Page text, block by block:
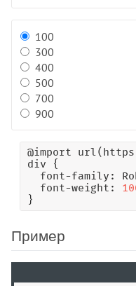
100
300
400
500
700
900
@import
div {
font-family:
  font-weight:
}
Пример
align-content
align-items
align-self
all
animation
animation-direction
animation-duration
animation-fill-mode
animation-iteration-count
animation-play-state